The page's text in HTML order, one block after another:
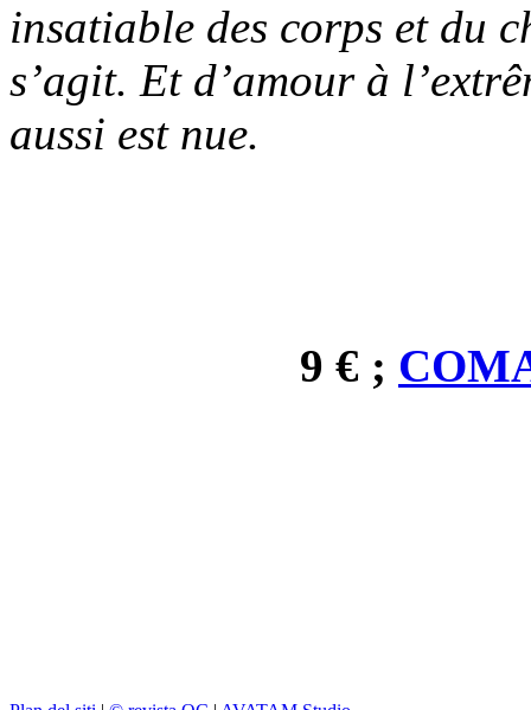
insatiable des corps et du
s’agit. Et d’amour à
aussi est nue.
9 € ;